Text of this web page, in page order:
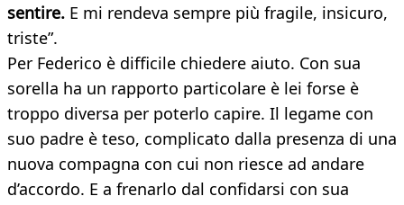
sentire. E mi rendeva sempre più fragile, insicuro,
triste”.
Per Federico è difficile chiedere aiuto. Con sua
sorella ha un rapporto particolare è lei forse è
troppo diversa per poterlo capire. Il legame con
suo padre è teso, complicato dalla presenza di una
nuova compagna con cui non riesce ad andare
d’accordo. E a frenarlo dal confidarsi con sua